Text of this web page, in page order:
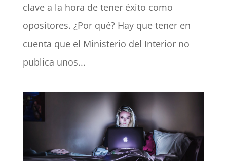
clave a la hora de tener éxito como
opositores. ¿Por qué? Hay que tener en
cuenta que el Ministerio del Interior no
publica unos...